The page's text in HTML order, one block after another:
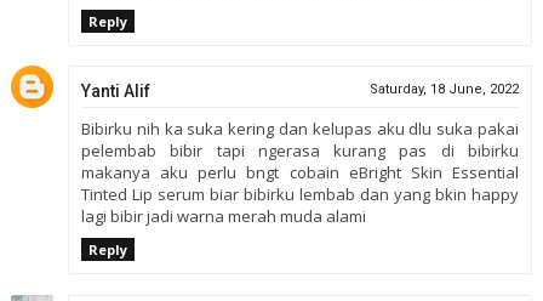
Reply
Yanti Alif Saturday, 18 June, 2022
Bibirku nih ka suka kering dan kelupas aku dlu suka pakai
pelembab bibir tapi ngerasa kurang pas di bibirku
makanya aku perlu bngt cobain eBright Skin Essential
Tinted Lip serum biar bibirku lembab dan yang bkin happy
lagi bibir jadi warna merah muda alami
Reply